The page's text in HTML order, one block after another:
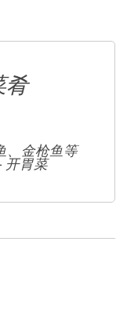
肴
、金枪鱼等
开胃菜